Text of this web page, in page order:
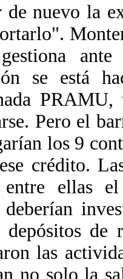
de nuevo la
se está
Pero el
los 9
crédito.
entre ellas
depósitos de
las
no solo la